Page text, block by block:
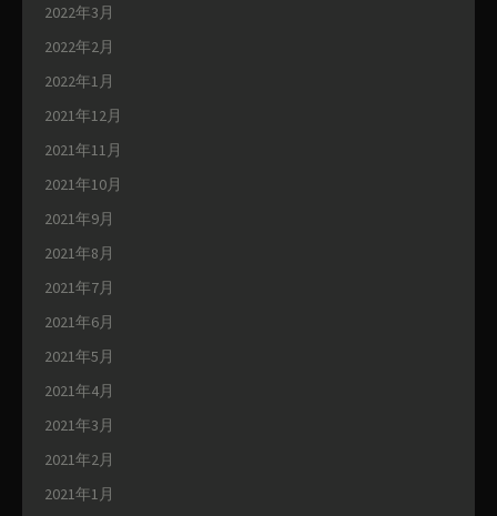
2022年3月
2022年2月
2022年1月
2021年12月
2021年11月
2021年10月
2021年9月
2021年8月
2021年7月
2021年6月
2021年5月
2021年4月
2021年3月
2021年2月
2021年1月